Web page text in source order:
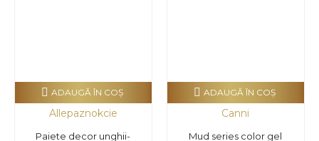
Allepaznokcie
Paiete decor unghii-
ADAUGĂ ÎN COŞ
Canni
Mud series color gel
ADAUGĂ ÎN COŞ